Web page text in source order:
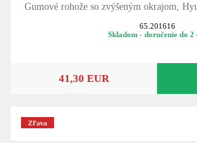
Gumové rohože so zvýšeným okrajom,
65.201616
Skladom - doručenie do 2
41,30 EUR
Zľava